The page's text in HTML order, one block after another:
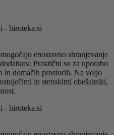
enostavno shranjevanje
Praktični so za uporabo
in domačih prostorih. Na voljo
in stenskimi obešalniki,